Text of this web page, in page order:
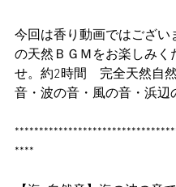
今回は香り動画ではござい
の天然ＢＧＭをお楽しみく
せ。約2時間　完全天然自
音・波の音・風の音・浜辺
****